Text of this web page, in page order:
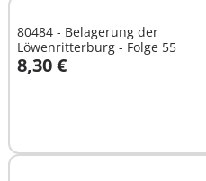
80484 - Belagerung der
Löwenritterburg - Folge 55
8,30 €
In den Warenkorb